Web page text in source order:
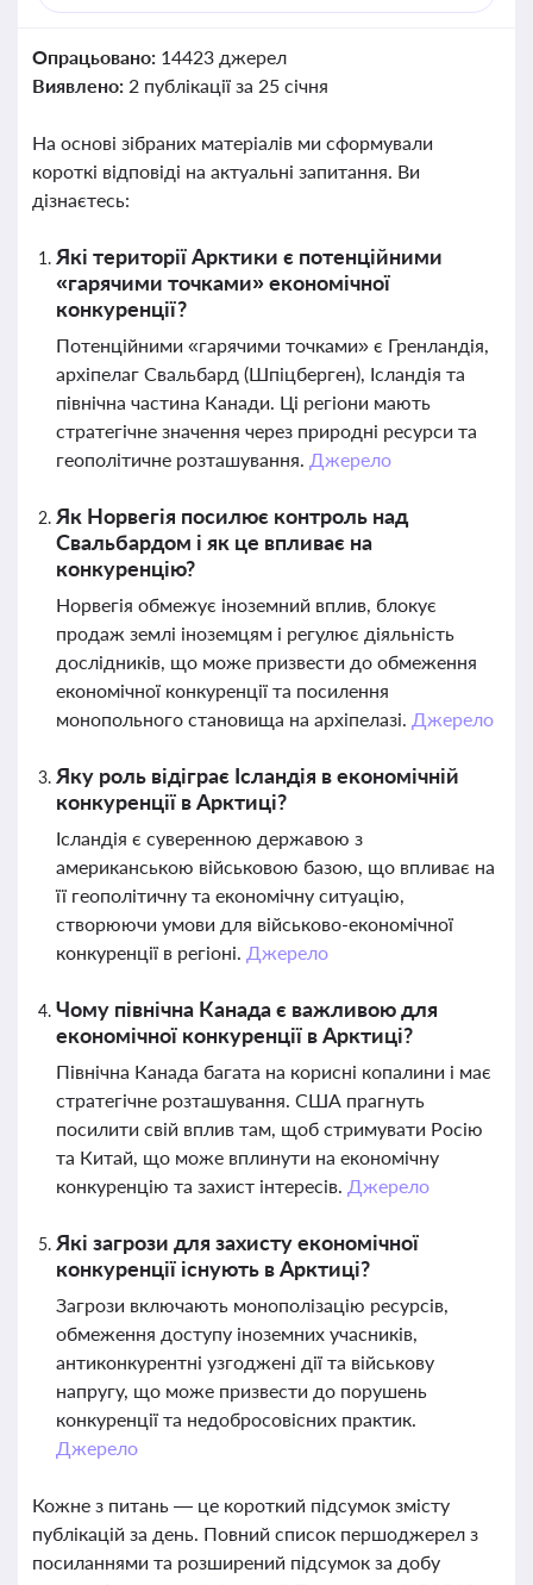
Опрацьовано: 14423 джерел
Виявлено: 2 публікації за 25 січня
На основі зібраних матеріалів ми сформували
короткі відповіді на актуальні запитання. Ви
дізнаєтесь:
Які території Арктики є потенційними
«гарячими точками» економічної
конкуренції?
Потенційними «гарячими точками» є Гренландія,
архіпелаг Свальбард (Шпіцберген), Ісландія та
північна частина Канади. Ці регіони мають
стратегічне значення через природні ресурси та
геополітичне розташування. Джерело
Як Норвегія посилює контроль над
Свальбардом і як це впливає на
конкуренцію?
Норвегія обмежує іноземний вплив, блокує
продаж землі іноземцям і регулює діяльність
дослідників, що може призвести до обмеження
економічної конкуренції та посилення
монопольного становища на архіпелазі. Джерело
Яку роль відіграє Ісландія в економічній
конкуренції в Арктиці?
Ісландія є суверенною державою з
американською військовою базою, що впливає на
її геополітичну та економічну ситуацію,
створюючи умови для військово-економічної
конкуренції в регіоні. Джерело
Чому північна Канада є важливою для
економічної конкуренції в Арктиці?
Північна Канада багата на корисні копалини і має
стратегічне розташування. США прагнуть
посилити свій вплив там, щоб стримувати Росію
та Китай, що може вплинути на економічну
конкуренцію та захист інтересів. Джерело
Які загрози для захисту економічної
конкуренції існують в Арктиці?
Загрози включають монополізацію ресурсів,
обмеження доступу іноземних учасників,
антиконкурентні узгоджені дії та військову
напругу, що може призвести до порушень
конкуренції та недобросовісних практик.
Джерело
Кожне з питань — це короткий підсумок змісту
публікацій за день. Повний список першоджерел з
посиланнями та розширений підсумок за добу